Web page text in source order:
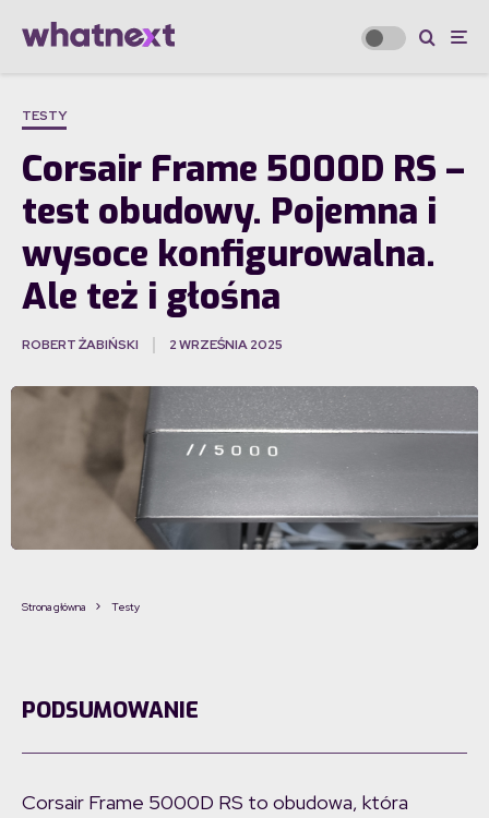
TESTY
Corsair Frame 5000D RS –
test obudowy. Pojemna i
wysoce konfigurowalna.
Ale też i głośna
ROBERT ŻABIŃSKI 2 WRZEŚNIA 2025
Strona główna Testy
PODSUMOWANIE
Corsair Frame 5000D RS to obudowa, która